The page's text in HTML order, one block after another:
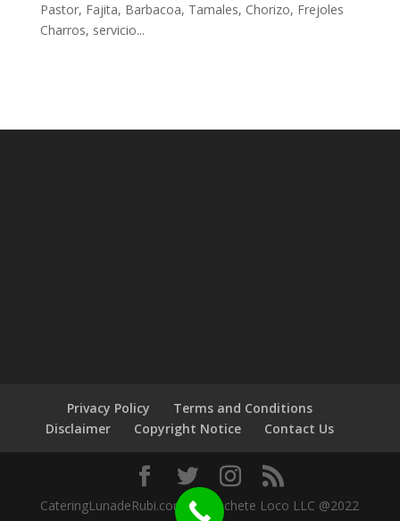
Pastor, Fajita, Barbacoa, Tamales, Chorizo, Frejoles
Charros, servicio...
Privacy Policy
Terms and Conditions
Disclaimer
Copyright Notice Contact Us
CateringLunadeRubi.com by Machete Loco LLC @2022